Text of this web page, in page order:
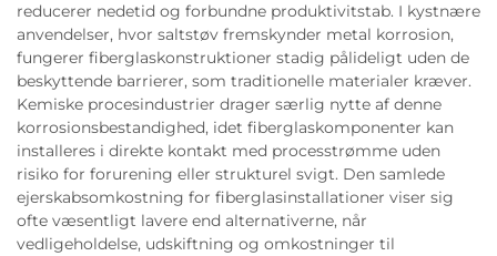
reducerer nedetid og forbundne produktivitstab. I kystnære
anvendelser, hvor saltstøv fremskynder metal korrosion,
fungerer fiberglaskonstruktioner stadig pålideligt uden de
beskyttende barrierer, som traditionelle materialer kræver.
Kemiske procesindustrier drager særlig nytte af denne
korrosionsbestandighed, idet fiberglaskomponenter kan
installeres i direkte kontakt med processtrømme uden
risiko for forurening eller strukturel svigt. Den samlede
ejerskabsomkostning for fiberglasinstallationer viser sig
ofte væsentligt lavere end alternativerne, når
vedligeholdelse, udskiftning og omkostninger til